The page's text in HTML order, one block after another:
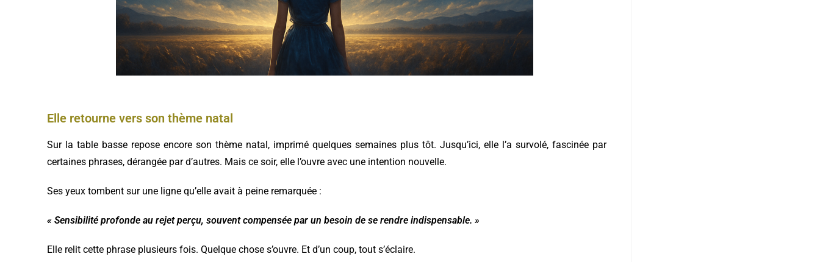
Elle retourne vers son thème natal
Sur la table basse repose encore son thème natal, imprimé quelques semaines plus tôt. Jusqu’ici, elle l’a survolé, fascinée par
certaines phrases, dérangée par d’autres. Mais ce soir, elle l’ouvre avec une intention nouvelle.
Ses yeux tombent sur une ligne qu’elle avait à peine remarquée :
« Sensibilité profonde au rejet perçu, souvent compensée par un besoin de se rendre indispensable. »
Elle relit cette phrase plusieurs fois. Quelque chose s’ouvre. Et d’un coup, tout s’éclaire.